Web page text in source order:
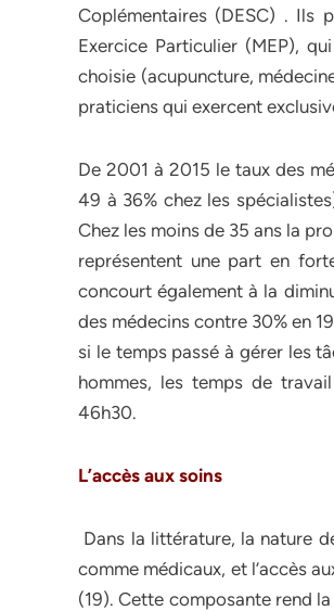
Coplémentaires (DESC) . Ils
Exercice Particulier (MEP),
choisie (acupuncture,
praticiens qui exercent
De 2001 à 2015 le taux des
49 à 36% chez les
Chez les moins de 35 ans la
représentent une part en
concourt également à la
des médecins contre 30% en
si le temps passé à gérer les
hommes, les temps de
46h30.
L’accès aux soins
Dans la littérature, la nature
comme médicaux, et l’accès
(19). Cette composante rend